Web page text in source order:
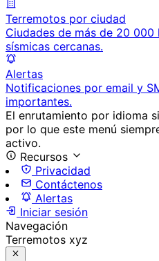
Terremotos por ciudad
Ciudades de más de 20
sísmicas cercanas.
Alertas
Notificaciones por email y
importantes.
El enrutamiento por idioma
por lo que este menú
activo.
Recursos
Privacidad
Contáctenos
Alertas
Iniciar sesión
Navegación
Terremotos xyz